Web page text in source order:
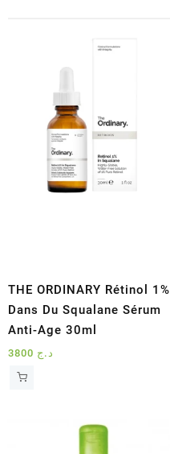
THE ORDINARY Rétinol 1%
Dans Du Squalane Sérum
Anti-Age 30ml
د.ج